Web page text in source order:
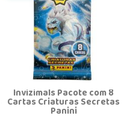
Invizimals Pacote com 8
Cartas Criaturas Secretas
Panini